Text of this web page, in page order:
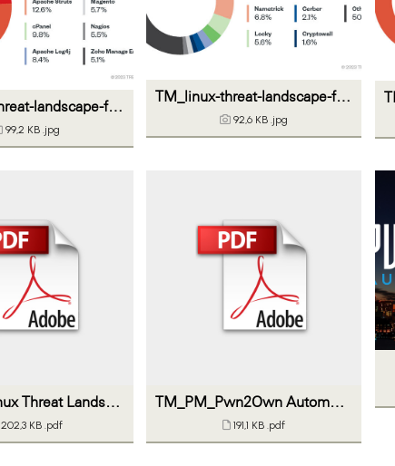
TM_linux-threat-landscape-figure04
99,2 KB .jpg
TM_linux-threat-landscape-figure02
92,6 KB .jpg
TM_PA_Linux Threat Landscape_20230960_final
202,3 KB .pdf
TM_PM_Pwn2Own Automotive_20230831_final
191,1 KB .pdf